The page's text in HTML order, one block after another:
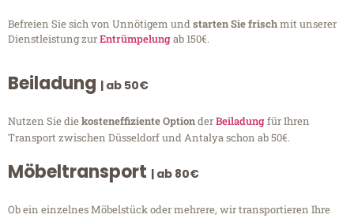
Befreien Sie sich von Unnötigem undstarten Sie frischmit unserer
Dienstleistung zurEntrümpelungab 150€.
Beiladung | ab 50€
Nutzen Sie diekosteneffiziente OptionderBeiladungfür Ihren
Transport zwischen Düsseldorf und Antalya schon ab 50€.
Möbeltransport | ab 80€
Ob ein einzelnes Möbelstück oder mehrere, wir transportieren Ihre